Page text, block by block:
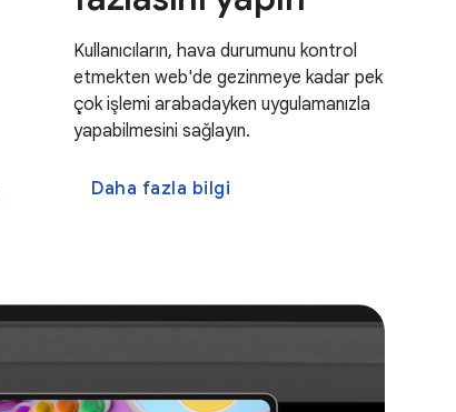
Kullanıcıların, hava durumunu kontrol
etmekten web'de gezinmeye kadar pek
çok işlemi arabadayken uygulamanızla
yapabilmesini sağlayın.
Daha fazla bilgi